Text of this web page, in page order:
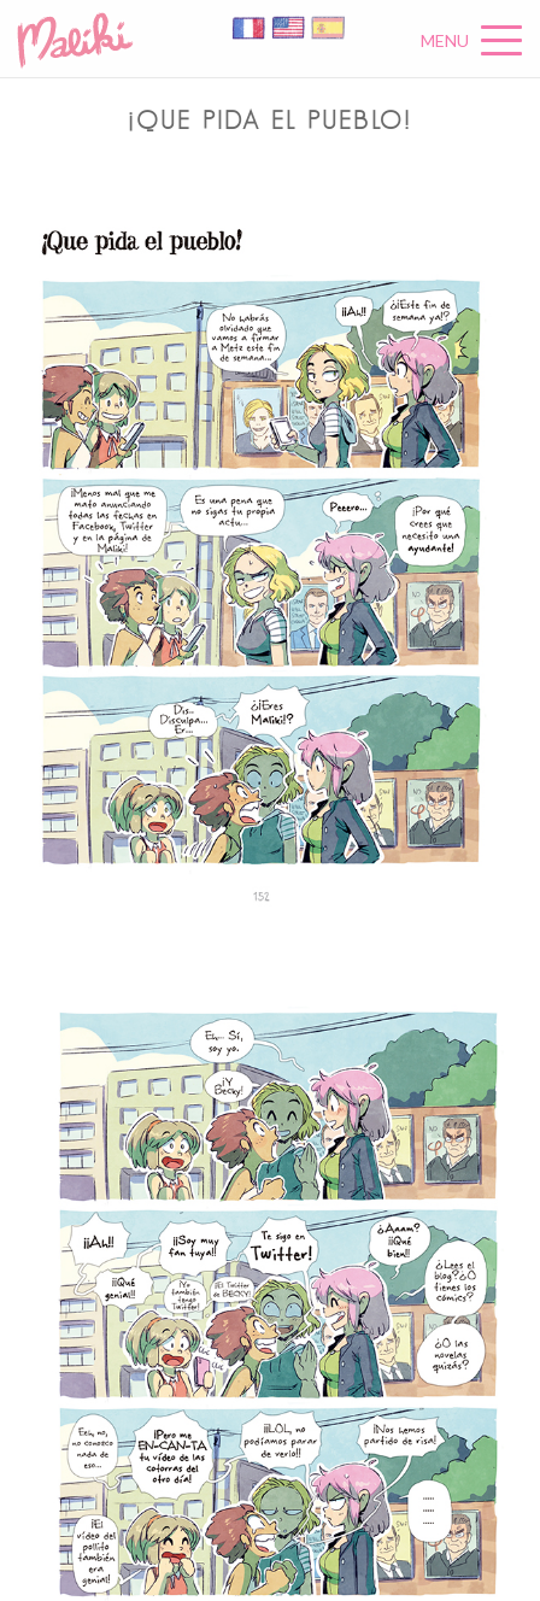
MENU
¡QUE PIDA EL PUEBLO!